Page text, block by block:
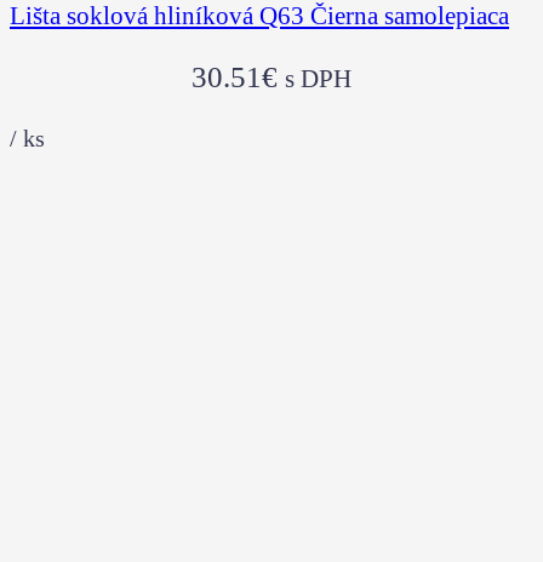
Lišta soklová hliníková Q63 Čierna samolepiaca
30.51€ s DPH
/ ks